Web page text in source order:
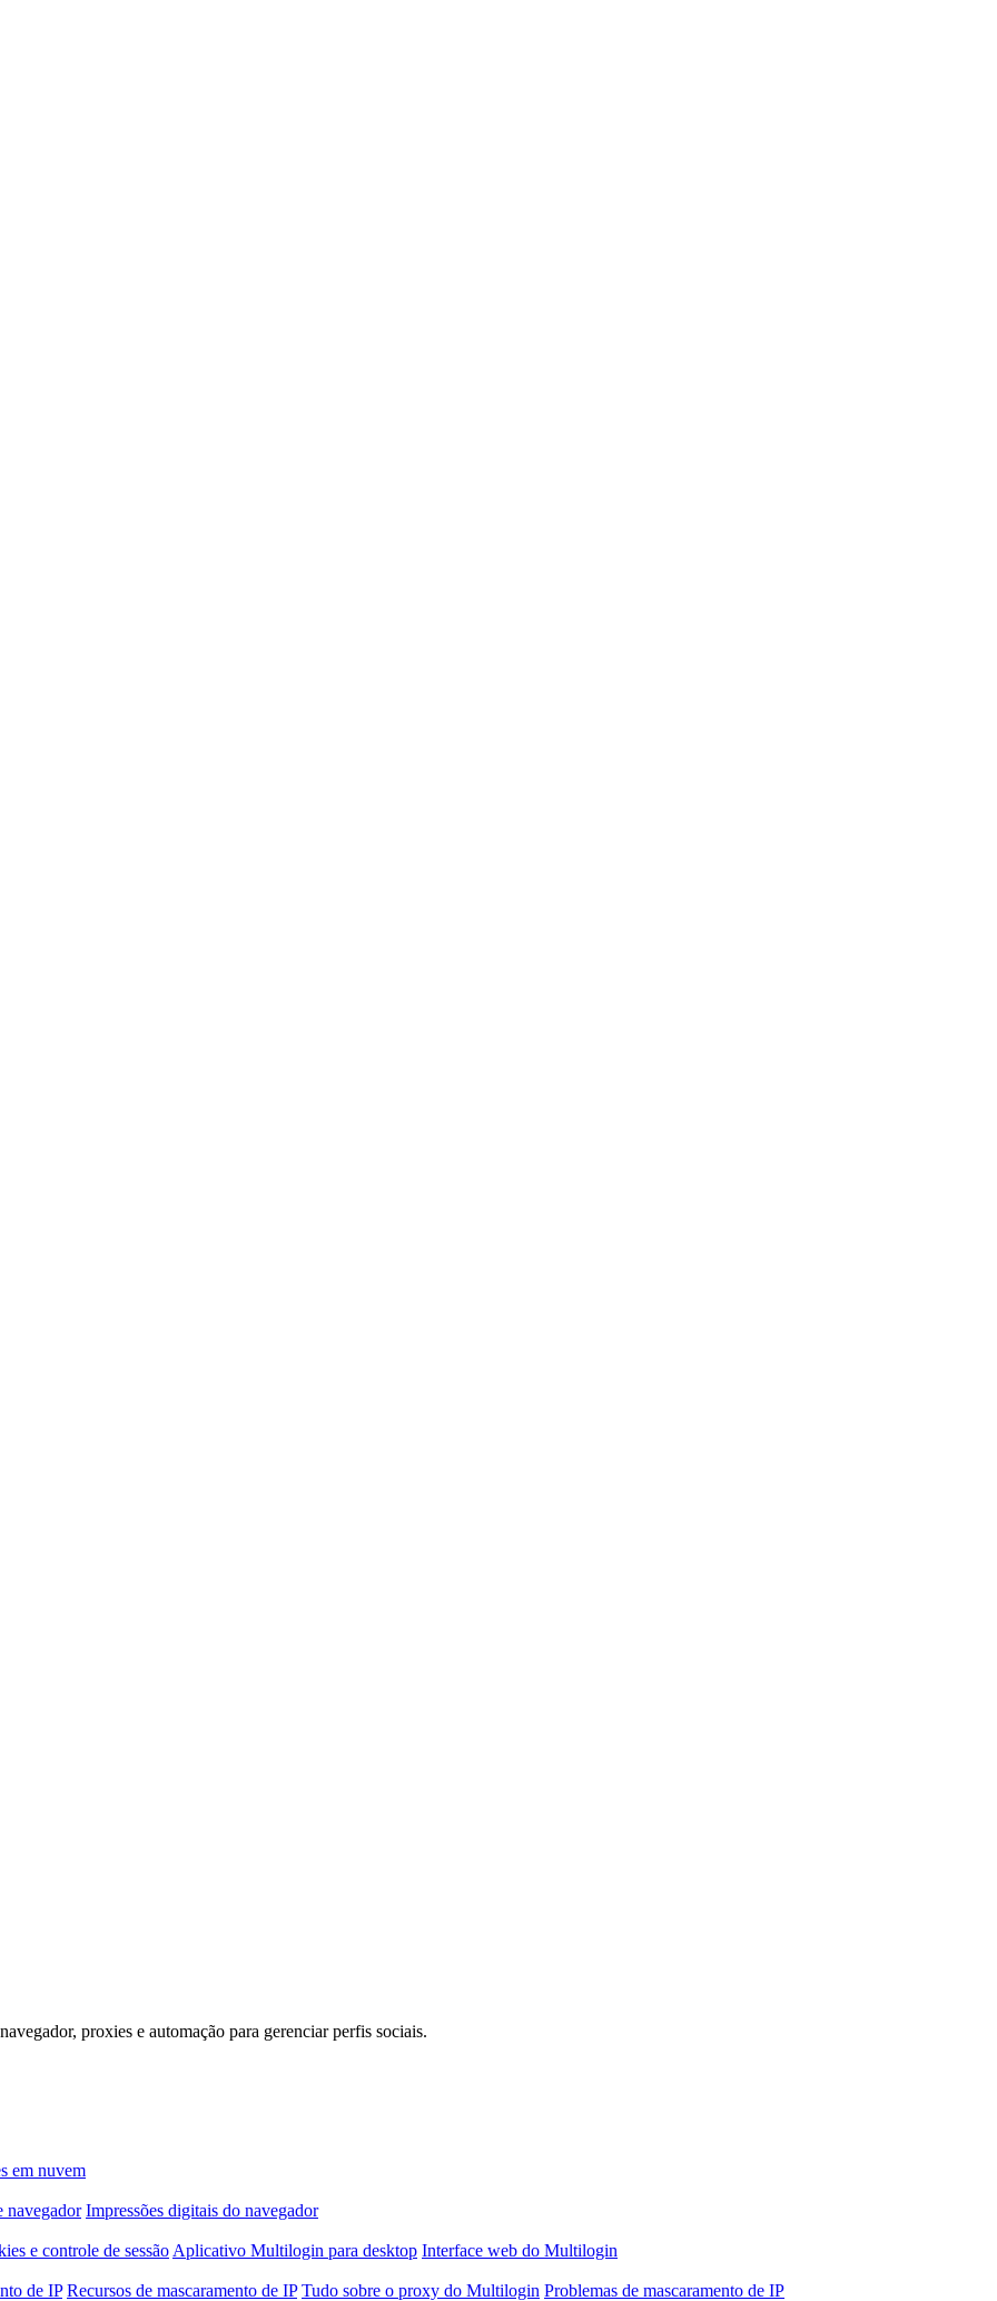
proxies e automação para gerenciar perfis sociais.
em nuvem
navegador Impressões digitais do navegador
e controle de sessão Aplicativo Multilogin para desktop Interface web do Multilogin
de IP Recursos de mascaramento de IP Tudo sobre o proxy do Multilogin Problemas de mascaramento de IP